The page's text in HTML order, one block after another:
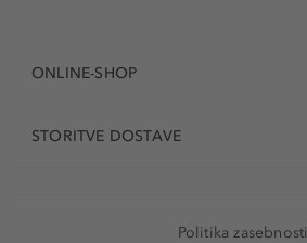
ONLINE-SHOP
STORITVE DOSTAVE
Politika zasebnosti